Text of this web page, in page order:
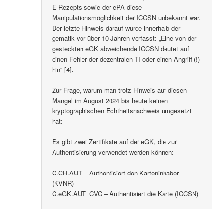
E-Rezepts sowie der ePA diese
Manipulationsmöglichkeit der ICCSN unbekannt war.
Der letzte Hinweis darauf wurde innerhalb der
gematik vor über 10 Jahren verfasst: „Eine von der
gesteckten eGK abweichende ICCSN deutet auf
einen Fehler der dezentralen TI oder einen Angriff (!)
hin“ [4].
Zur Frage, warum man trotz Hinweis auf diesen
Mangel im August 2024 bis heute keinen
kryptographischen Echtheitsnachweis umgesetzt
hat:
Es gibt zwei Zertifikate auf der eGK, die zur
Authentisierung verwendet werden können:
C.CH.AUT – Authentisiert den Karteninhaber
(KVNR)
C.eGK.AUT_CVC – Authentisiert die Karte (ICCSN)